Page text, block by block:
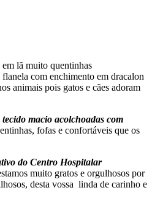
lã muito quentinhas
com enchimento em dracalon
animais pois gatos e cães adoram
macio acolchoadas com
fofas e confortáveis que os
do Centro Hospitalar
muito gratos e orgulhosos por
desta vossa linda de carinho e